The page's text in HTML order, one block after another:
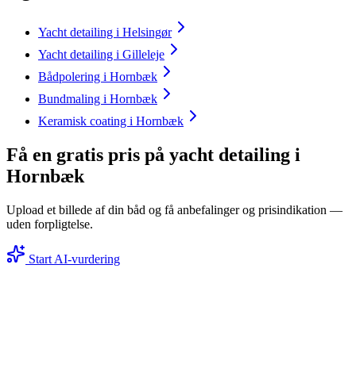
Yacht detailing i Helsingør
Yacht detailing i Gilleleje
Bådpolering i Hornbæk
Bundmaling i Hornbæk
Keramisk coating i Hornbæk
Få en gratis pris på yacht detailing i
Hornbæk
Upload et billede af din båd og få anbefalinger og prisindikation —
uden forpligtelse.
Start AI-vurdering